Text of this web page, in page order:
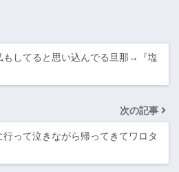
もしてると思い込んでる旦那→『塩
次の記事
って泣きながら帰ってきてワロタ